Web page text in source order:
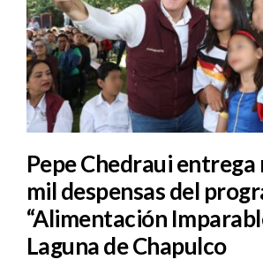
Pepe Chedraui entrega
mil despensas del
“Alimentación
Laguna de Chapulco